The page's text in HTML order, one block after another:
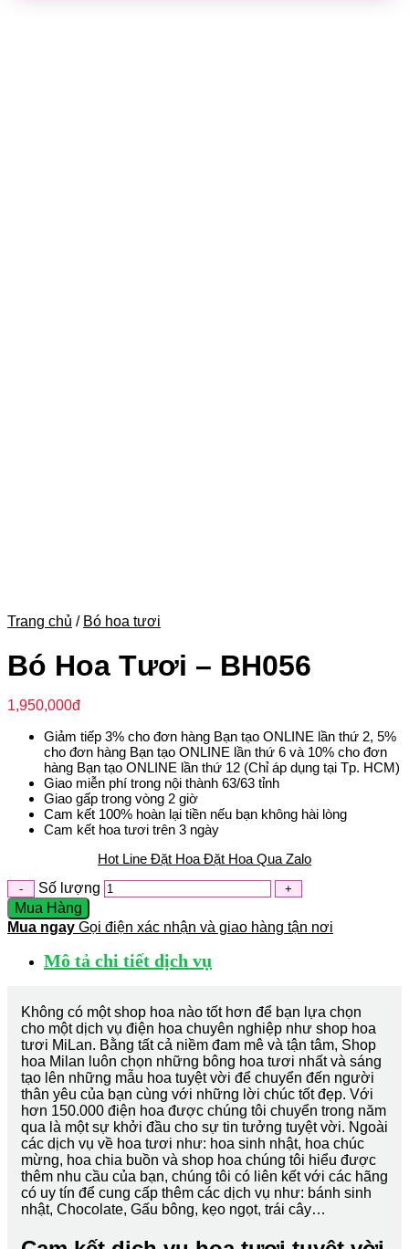
Trang chủ / Bó hoa tươi
Bó Hoa Tươi – BH056
1,950,000đ
Giảm tiếp 3% cho đơn hàng Bạn tạo ONLINE lần thứ 2, 5%
cho đơn hàng Bạn tạo ONLINE lần thứ 6 và 10% cho đơn
hàng Bạn tạo ONLINE lần thứ 12 (Chỉ áp dụng tại Tp. HCM)
Giao miễn phí trong nội thành 63/63 tỉnh
Giao gấp trong vòng 2 giờ
Cam kết 100% hoàn lại tiền nếu bạn không hài lòng
Cam kết hoa tươi trên 3 ngày
Hot Line Đặt Hoa Đặt Hoa Qua Zalo
Số lượng
Mua Hàng
Mua ngay Gọi điện xác nhận và giao hàng tận nơi
Mô tả chi tiết dịch vụ
Không có một shop hoa nào tốt hơn để bạn lựa chọn
cho một dịch vụ điện hoa chuyên nghiệp như shop hoa
tươi MiLan. Bằng tất cả niềm đam mê và tận tâm, Shop
hoa Milan luôn chọn những bông hoa tươi nhất và sáng
tạo lên những mẫu hoa tuyệt vời để chuyển đến người
thân yêu của bạn cùng với những lời chúc tốt đẹp. Với
hơn 150.000 điện hoa được chúng tôi chuyển trong năm
qua là một sự khởi đầu cho sự tin tưởng tuyệt vời. Ngoài
các dịch vụ về hoa tươi như: hoa sinh nhật, hoa chúc
mừng, hoa chia buồn và shop hoa chúng tôi hiểu được
thêm nhu cầu của bạn, chúng tôi có liên kết với các hãng
có uy tín để cung cấp thêm các dịch vụ như: bánh sinh
nhật, Chocolate, Gấu bông, kẹo ngọt, trái cây…